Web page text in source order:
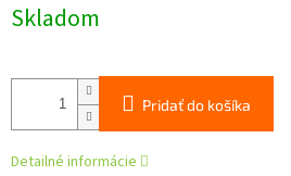
cena:
Skladom
Pridať do košíka
Detailné informácie